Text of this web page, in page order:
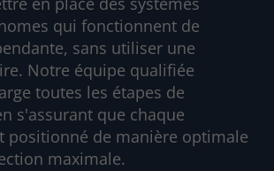
qui fonctionnent de
sans utiliser une
Notre équipe qualifiée
toutes les étapes de
s'assurant que chaque
positionné de manière optimale
maximale.